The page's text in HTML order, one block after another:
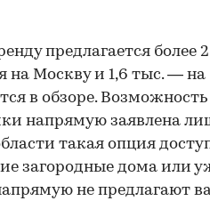
предлагается более
на Москву и 1,6 тыс. — на
в обзоре.
напрямую заявлена
такая опция
загородные дома или
не предлагают